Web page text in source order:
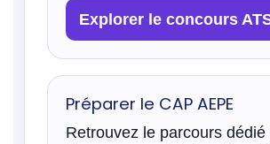
Explorer le concours
Préparer le CAP AEPE
Retrouvez le parcours dédié